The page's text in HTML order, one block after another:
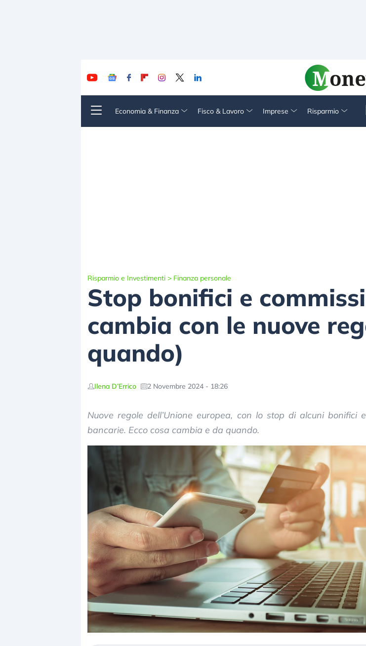
Economia & Finanza Fisco & Lavoro Imprese Risparmio
Risparmio e Investimenti > Finanza personale
Stop bonifici e
cambia con le nuove
quando)
Ilena D’Errico 2 Novembre 2024 - 18:26
Nuove regole dell’Unione europea, con lo stop di alcuni bonifici
bancarie. Ecco cosa cambia e da quando.
Dalle valutazioni estreme alla
correzione. Cosa sta guidando il
repricing degli asset?
«La mia vita è
in preda al panico
della bolla AI